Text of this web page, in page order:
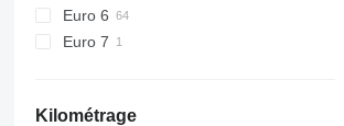
924
926
938
Euro 6
Euro 7
Kilométrage